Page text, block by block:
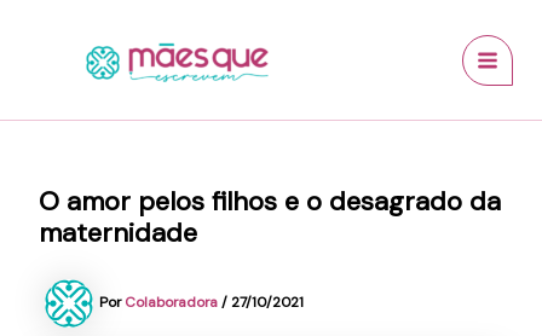
O amor pelos filhos e o desagrado da
maternidade
PorColaboradora/27/10/2021